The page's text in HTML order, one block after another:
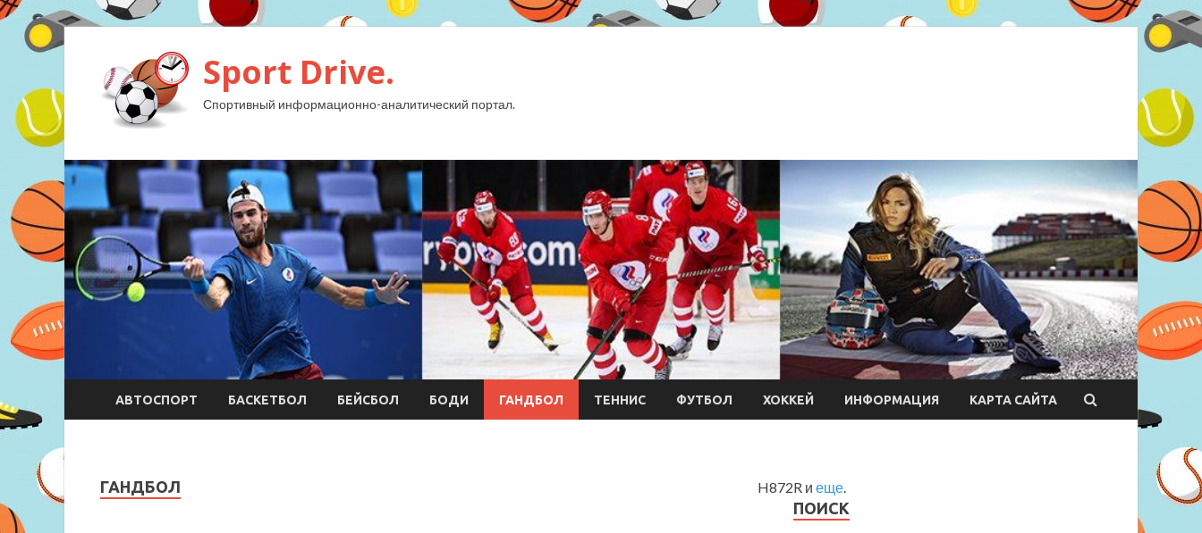
Sport Drive.
Спортивный информационно-аналитический портал.
АВТОСПОРТ БАСКЕТБОЛ БЕЙСБОЛ БОДИ ГАНДБОЛ ТЕННИС ФУТБОЛ ХОККЕЙ ИНФОРМАЦИЯ КАРТА САЙТА
ГАНДБОЛ H872R и еще.
ПОИСК